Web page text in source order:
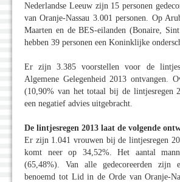
Nederlandse Leeuw zijn 15 personen
van Oranje-Nassau 3.001 personen. Op
Maarten en de BES-eilanden (Bonaire,
hebben 39 personen een Koninklijke
Er zijn 3.385 voorstellen voor de
Algemene Gelegenheid 2013 ontvangen.
(10,90% van het totaal bij de lintjesregen
een negatief advies uitgebracht.
De lintjesregen 2013 laat de volgende
Er zijn 1.041 vrouwen bij de lintjesregen
komt neer op 34,52%. Het aantal
(65,48%). Van alle gedecoreerden zijn
benoemd tot Lid in de Orde van Oranje-